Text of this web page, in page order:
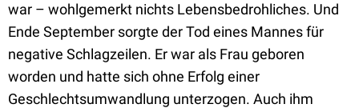
war – wohlgemerkt nichts Lebensbedrohliches. Und
Ende September sorgte der Tod eines Mannes für
negative Schlagzeilen. Er war als Frau geboren
worden und hatte sich ohne Erfolg einer
Geschlechtsumwandlung unterzogen. Auch ihm